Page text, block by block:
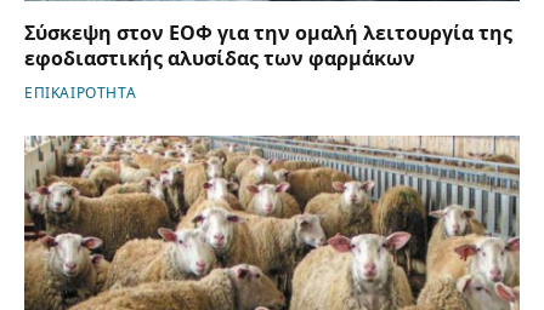
Σύσκεψη στον ΕΟΦ για την ομαλή λειτουργία της
εφοδιαστικής αλυσίδας των φαρμάκων
ΕΠΙΚΑΙΡΟΤΗΤΑ